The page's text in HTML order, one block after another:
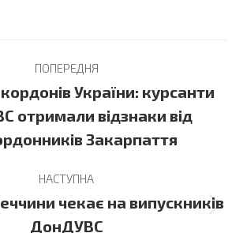
ПОПЕРЕДНЯ
Previous
post:
України: курсанти
отримали відзнаки від
Закарпаття
НАСТУПНА
Next
post:
чекає на випускників
ДонДУВС